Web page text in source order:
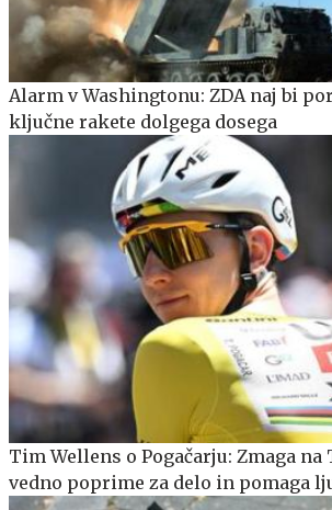
Alarm v Washingtonu: ZDA naj bi
ključne rakete dolgega dosega
Tim Wellens o Pogačarju: Zmaga na
vedno poprime za delo in pomaga